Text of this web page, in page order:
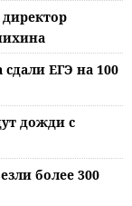
ЕГЭ на 100
дожди с
более 300